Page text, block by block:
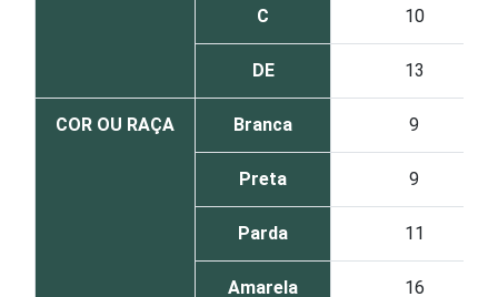
C 10
DE 13
COR OU RAÇA Branca 9
Preta 9
Parda 11
Amarela 16